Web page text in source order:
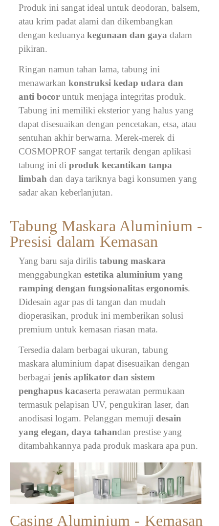
Produk ini sangat ideal untuk deodoran, balsem,
atau krim padat alami dan dikembangkan
dengan keduanya kegunaan dan gaya dalam
pikiran.
Ringan namun tahan lama, tabung ini
menawarkan konstruksi kedap udara dan
anti bocor untuk menjaga integritas produk.
Tabung ini memiliki eksterior yang halus yang
dapat disesuaikan dengan pencetakan, etsa, atau
sentuhan akhir berwarna. Merek-merek di
COSMOPROF sangat tertarik dengan aplikasi
tabung ini di produk kecantikan tanpa
limbah dan daya tariknya bagi konsumen yang
sadar akan keberlanjutan.
Tabung Maskara Aluminium -
Presisi dalam Kemasan
Yang baru saja dirilis tabung maskara
menggabungkan estetika aluminium yang
ramping dengan fungsionalitas ergonomis.
Didesain agar pas di tangan dan mudah
dioperasikan, produk ini memberikan solusi
premium untuk kemasan riasan mata.
Tersedia dalam berbagai ukuran, tabung
maskara aluminium dapat disesuaikan dengan
berbagai jenis aplikator dan sistem
penghapus kacaserta perawatan permukaan
termasuk pelapisan UV, pengukiran laser, dan
anodisasi logam. Pelanggan memuji desain
yang elegan, daya tahandan prestise yang
ditambahkannya pada produk maskara apa pun.
Casing Aluminium - Kemasan